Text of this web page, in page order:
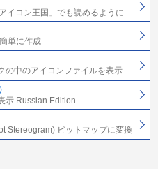
イコン王国」でも読めるように
単に作成
の中のアイコンファイルを表示
示 Russian Edition
Stereogram) ビットマップに変換